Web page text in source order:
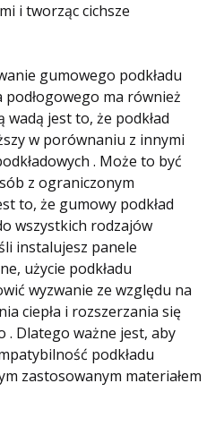
i tworząc cichsze
gumowego podkładu
ma również
wadą jest to, że podkład
w porównaniu z innymi
. Może to być
z ograniczonym
to, że gumowy podkład
wszystkich rodzajów
instalujesz panele
użycie podkładu
wyzwanie ze względu na
ciepła i rozszerzania się
. Dlatego ważne jest, aby
podkładu
zastosowanym materiałem